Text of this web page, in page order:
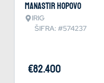
Manastir Hopovo
IRIG
ŠIFRA: #574237
€82.400